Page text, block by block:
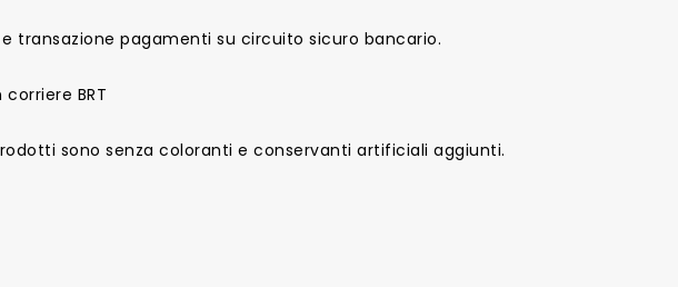
e transazione pagamenti su circuito sicuro bancario.
BRT
sono senza coloranti e conservanti artificiali aggiunti.